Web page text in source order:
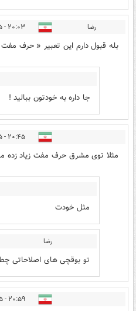
رضا ۲۰:۰۳ - ۱۴۰۱/۰۶/۱۵
بله قبول دارم اين تعبير « حرف
جا داره به خودتون بباليد !
۲۰:۴۵ - ۱۴۰۱/۰۶/۱۵
مثلا توی مشرق حرف مفت زیاد زده
مثل خودت
رضا
تو بوقچی های اصلاحاتی
۲۰:۵۹ - ۱۴۰۱/۰۶/۱۵